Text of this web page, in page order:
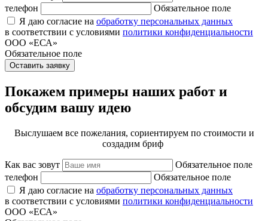
телефон
Обязательное поле
Я даю согласие на обработку персональных данных
в соответствии с условиями политики конфиденциальности
ООО «ЕСА»
Обязательное поле
Оставить заявку
Покажем примеры наших работ и
обсудим вашу идею
Выслушаем все пожелания, сориентируем по стоимости и
создадим бриф
Как вас зовут
Обязательное поле
телефон
Обязательное поле
Я даю согласие на обработку персональных данных
в соответствии с условиями политики конфиденциальности
ООО «ЕСА»